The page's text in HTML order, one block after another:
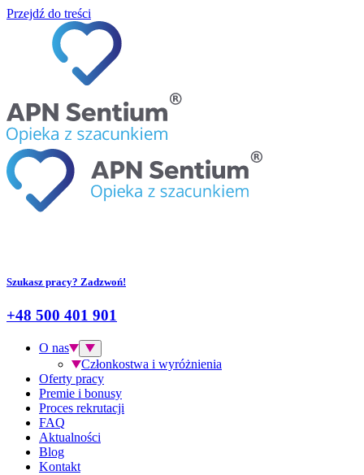
Przejdź do treści
Szukasz pracy? Zadzwoń!
+48 500 401 901
O nas
Członkostwa i wyróżnienia
Oferty pracy
Premie i bonusy
Proces rekrutacji
FAQ
Aktualności
Blog
Kontakt